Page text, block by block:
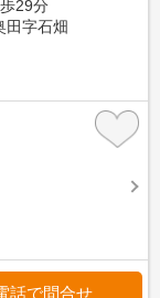
29分
田字石畑
話で問合せ